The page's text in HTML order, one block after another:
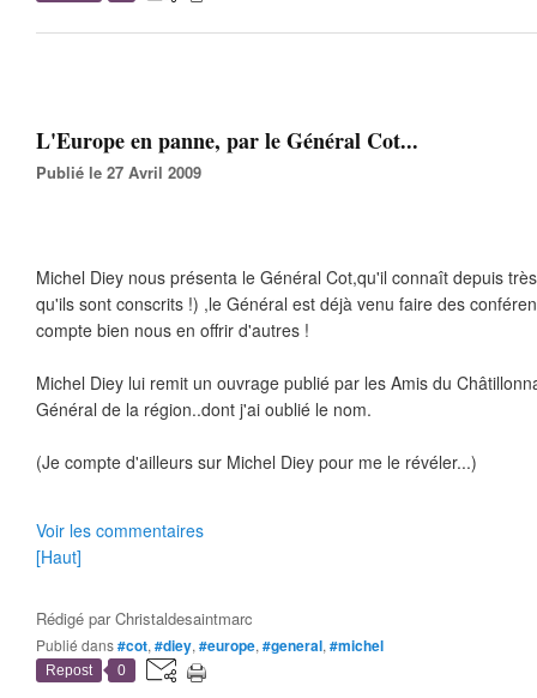
L'Europe en panne, par le Général Cot...
Publié le 27 Avril 2009
Michel Diey nous présenta le Général Cot,qu'il connaît depuis
qu'ils sont conscrits !) ,le Général est déjà venu faire des
compte bien nous en offrir d'autres !
Michel Diey lui remit un ouvrage publié par les Amis du
Général de la région..dont j'ai oublié le nom.
(Je compte d'ailleurs sur Michel Diey pour me le révéler...)
Voir les commentaires
[Haut]
Rédigé parChristaldesaintmarc
Publié dans#cot, #diey, #europe, #general, #michel
Repost 0